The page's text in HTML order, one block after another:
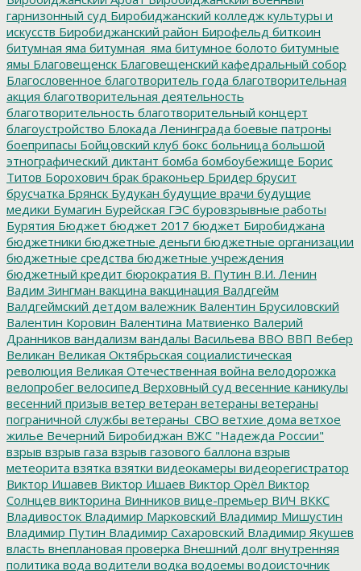
гарнизонный суд Биробиджанский колледж культуры и
искусств Биробиджанский район Бирофельд биткоин
битумная яма битумная_яма битумное болото битумные
ямы Благовещенск Благовещенский кафедральный собор
Благословенное благотворитель года благотворительная
акция благотворительная деятельность
благотворительность благотворительный концерт
благоустройство Блокада Ленинграда боевые патроны
боеприпасы Бойцовский клуб бокс больница большой
этнографический диктант бомба бомбоубежище Борис
Титов Борохович брак браконьер Бридер брусит
брусчатка Брянск Будукан будущие врачи будущие
медики Бумагин Бурейская ГЭС буровзрывные работы
Бурятия Бюджет бюджет 2017 бюджет Биробиджана
бюджетники бюджетные деньги бюджетные организации
бюджетные средства бюджетные учреждения
бюджетный кредит бюрократия В. Путин В.И. Ленин
Вадим Зингман вакцина вакцинация Валдгейм
Валдгеймский детдом валежник Валентин Брусиловский
Валентин Коровин Валентина Матвиенко Валерий
Дранников вандализм вандалы Васильева ВВО ВВП Вебер
Великан Великая Октябрьская социалистическая
революция Великая Отечественная война велодорожка
велопробег велосипед Верховный суд весенние каникулы
весенний призыв ветер ветеран ветераны ветераны
пограничной службы ветераны_СВО ветхие дома ветхое
жилье Вечерний Биробиджан ВЖС "Надежда России"
взрыв взрыв газа взрыв газового баллона взрыв
метеорита взятка взятки видеокамеры видеорегистратор
Виктор Ишавев Виктор Ишаев Виктор Орёл Виктор
Солнцев викторина Винников вице-премьер ВИЧ ВККС
Владивосток Владимир Марковский Владимир Мишустин
Владимир Путин Владимир Сахаровский Владимир Якушев
власть внеплановая проверка Внешний долг внутренняя
политика вода водители водка водоемы водоисточник